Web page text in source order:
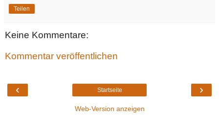
Teilen
Keine Kommentare:
Kommentar veröffentlichen
‹ ›
Startseite
Web-Version anzeigen